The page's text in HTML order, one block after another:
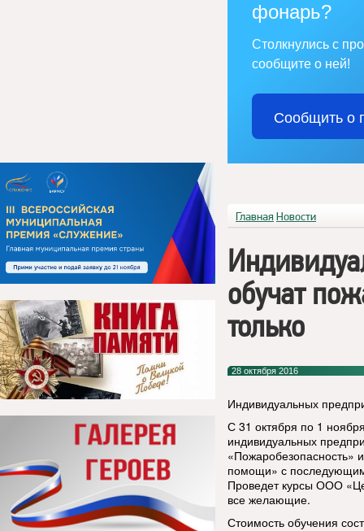
фонарь?
Столкнулись с
сообщите о ней!
Сообщить о
Главная Новости
обучат
только
28 октября 2016
Индивидуальных
С 31 октября по 1
индивидуальных
«Пожаробезопасность»
помощи» с последующим
Проведет курсы ООО
все желающие.
Стоимость обучения